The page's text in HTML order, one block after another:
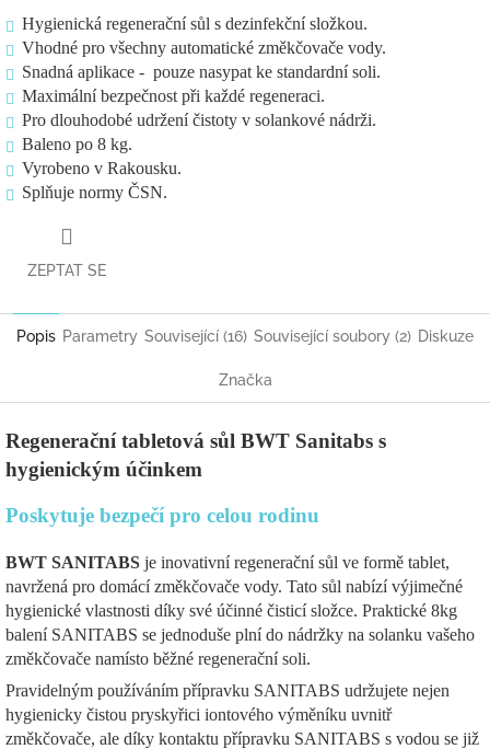
Hygienická regenerační sůl s dezinfekční složkou.
Vhodné pro všechny automatické změkčovače vody.
Snadná aplikace - pouze nasypat ke standardní soli.
Maximální bezpečnost při každé regeneraci.
Pro dlouhodobé udržení čistoty v solankové nádrži.
Baleno po 8 kg.
Vyrobeno v Rakousku.
Splňuje normy ČSN.
ZEPTAT SE
Popis Parametry Související (16) Související soubory (2) Diskuze
Značka
Regenerační tabletová sůl BWT Sanitabs s
hygienickým účinkem
Poskytuje bezpečí pro celou rodinu
BWT SANITABS je inovativní regenerační sůl ve formě tablet,
navržená pro domácí změkčovače vody. Tato sůl nabízí výjimečné
hygienické vlastnosti díky své účinné čisticí složce. Praktické 8kg
balení SANITABS se jednoduše plní do nádržky na solanku vašeho
změkčovače namísto běžné regenerační soli.
Pravidelným používáním přípravku SANITABS udržujete nejen
hygienicky čistou pryskyřici iontového výměníku uvnitř
změkčovače, ale díky kontaktu přípravku SANITABS s vodou se již